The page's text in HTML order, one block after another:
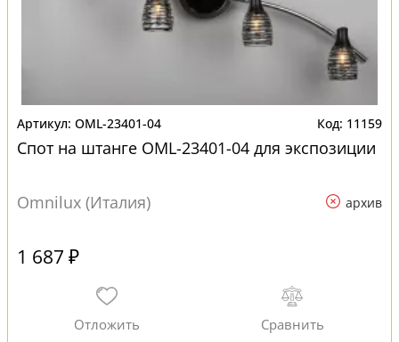
OML-23401-04 11159
Спот на штанге OML-23401-04 для экспозиции
Omnilux (Италия) архив
1 687 ₽